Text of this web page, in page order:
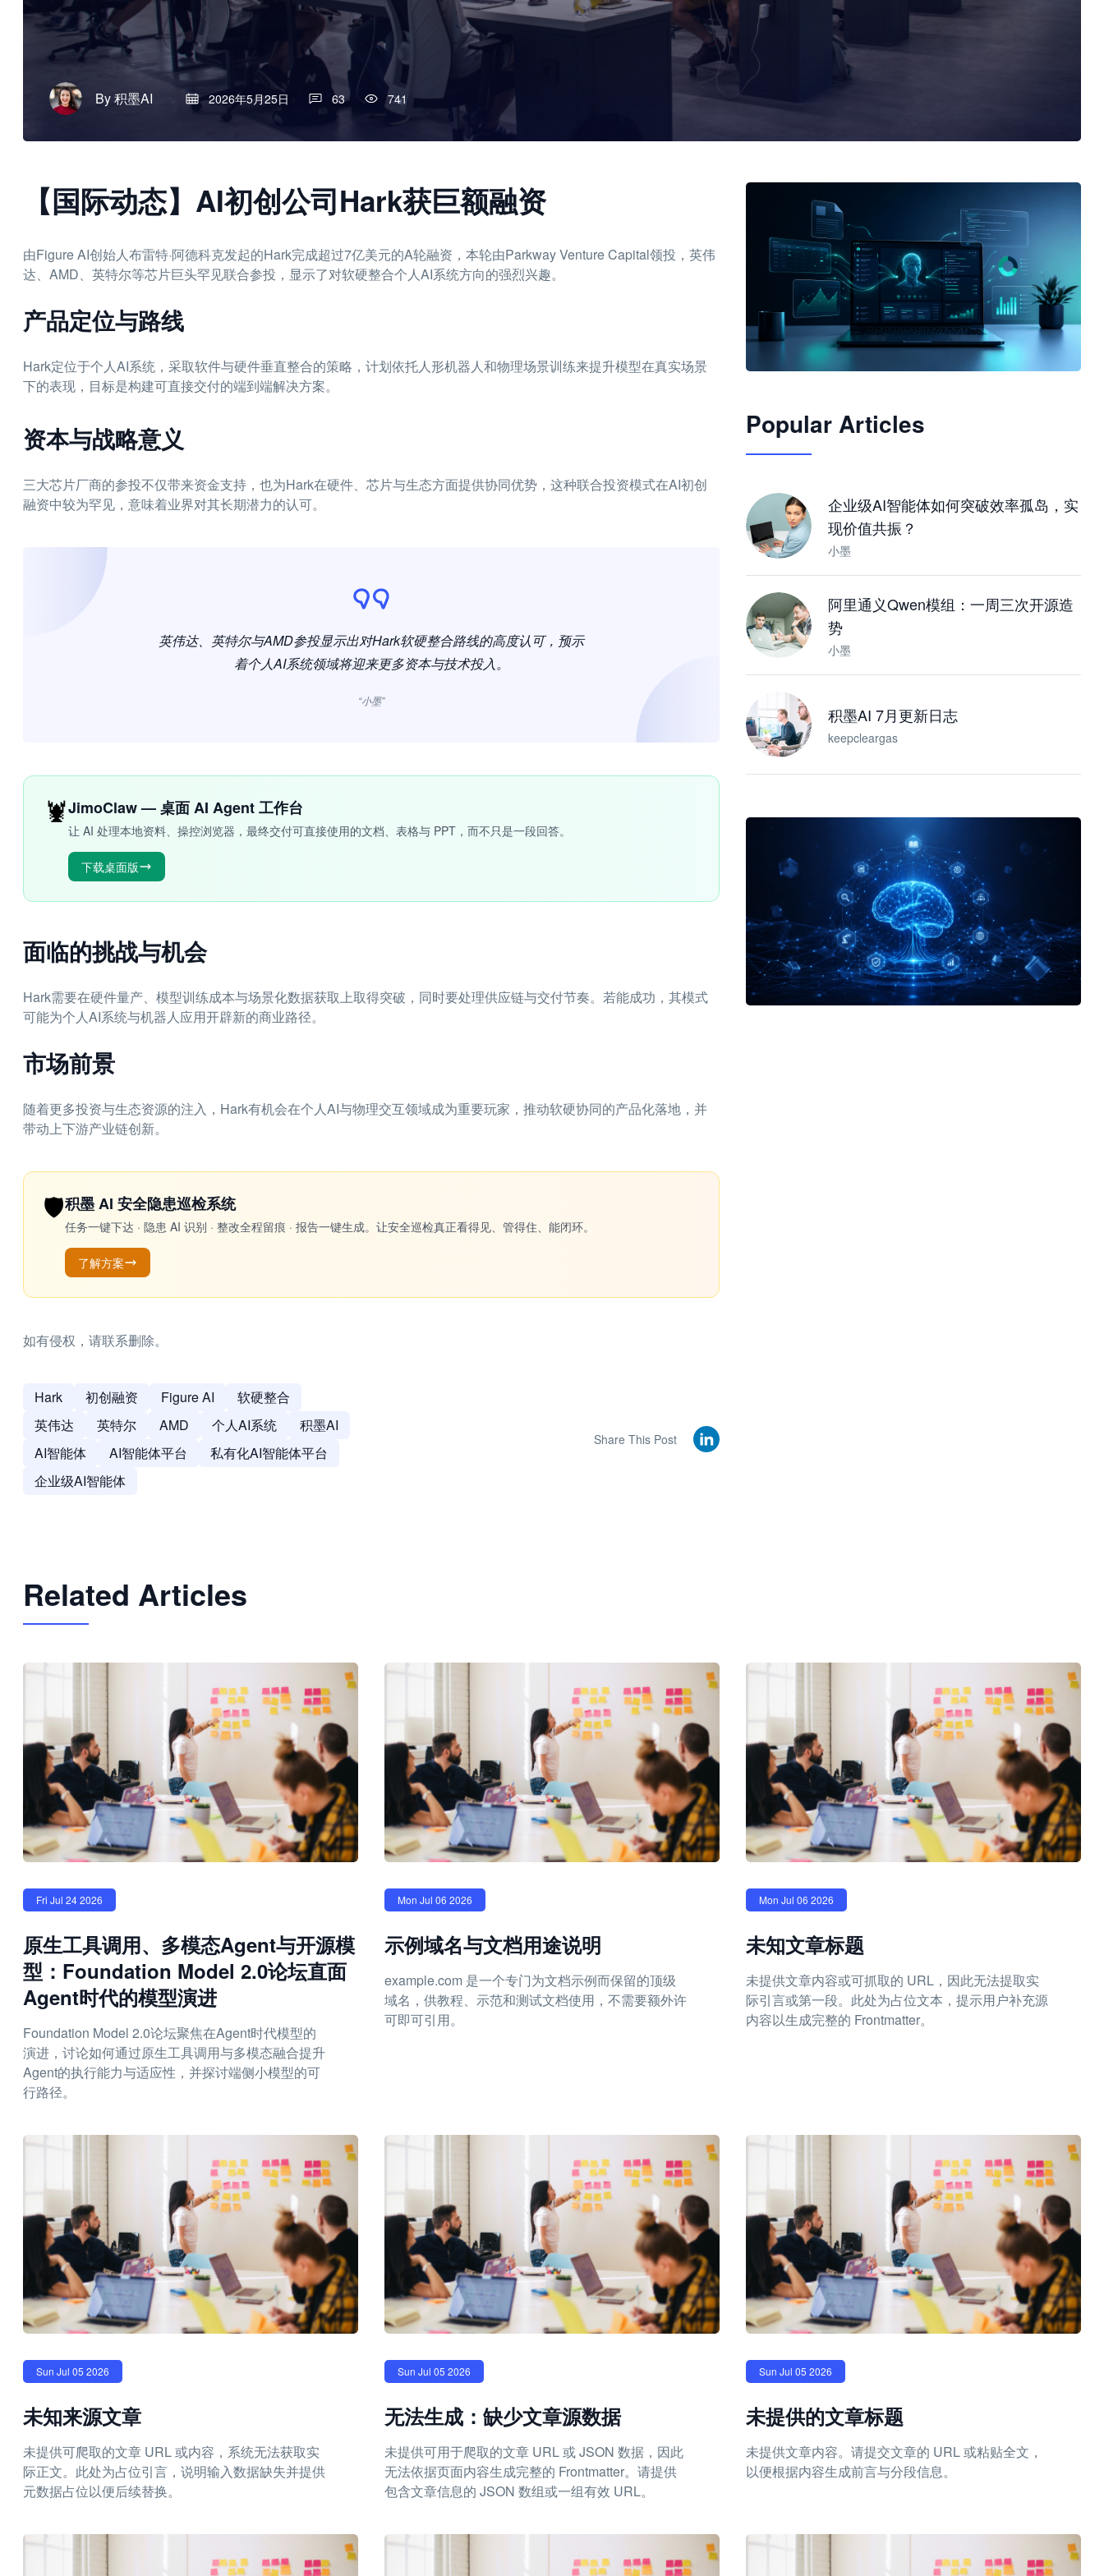
By积墨AI 2026年5月25日 63 741
【国际动态】AI初创公司Hark获巨额融资
由Figure AI创始人布雷特·阿德科克发起的Hark完成超过7亿美元的A轮融资，本轮由Parkway Venture Capital领投，英伟
达、AMD、英特尔等芯片巨头罕见联合参投，显示了对软硬整合个人AI系统方向的强烈兴趣。
产品定位与路线
Hark定位于个人AI系统，采取软件与硬件垂直整合的策略，计划依托人形机器人和物理场景训练来提升模型在真实场景
下的表现，目标是构建可直接交付的端到端解决方案。
资本与战略意义
三大芯片厂商的参投不仅带来资金支持，也为Hark在硬件、芯片与生态方面提供协同优势，这种联合投资模式在AI初创
融资中较为罕见，意味着业界对其长期潜力的认可。
英伟达、英特尔与AMD参投显示出对Hark软硬整合路线的高度认可，预示
着个人AI系统领域将迎来更多资本与技术投入。
“小墨”
🦞JimoClaw — 桌面 AI Agent 工作台
让 AI 处理本地资料、操控浏览器，最终交付可直接使用的文档、表格与 PPT，而不只是一段回答。
下载桌面版
面临的挑战与机会
Hark需要在硬件量产、模型训练成本与场景化数据获取上取得突破，同时要处理供应链与交付节奏。若能成功，其模式
可能为个人AI系统与机器人应用开辟新的商业路径。
市场前景
随着更多投资与生态资源的注入，Hark有机会在个人AI与物理交互领域成为重要玩家，推动软硬协同的产品化落地，并
带动上下游产业链创新。
🛡️积墨 AI 安全隐患巡检系统
任务一键下达 · 隐患 AI 识别 · 整改全程留痕 · 报告一键生成。让安全巡检真正看得见、管得住、能闭环。
了解方案
如有侵权，请联系删除。
Hark 初创融资 Figure AI
软硬整合
英伟达
英特尔 AMD 个人AI系统
积墨AI
AI智能体
AI智能体平台
私有化AI智能体平台
企业级AI智能体
Share This Post
JimoClaw 桌面 AI Agent 工作台
Popular Articles
企业级AI智能体如何突破效率孤岛，实
现价值共振？
小墨
阿里通义Qwen模组：一周三次开源造
势
小墨
积墨AI 7月更新日志
keepcleargas
Related Articles
Fri Jul 24 2026
原生工具调用、多模态Agent与开源模
型：Foundation Model 2.0论坛直面
Agent时代的模型演进
Foundation Model 2.0论坛聚焦在Agent时代模型的
演进，讨论如何通过原生工具调用与多模态融合提升
Agent的执行能力与适应性，并探讨端侧小模型的可
行路径。
Mon Jul 06 2026
示例域名与文档用途说明
example.com 是一个专门为文档示例而保留的顶级
域名，供教程、示范和测试文档使用，不需要额外许
可即可引用。
Mon Jul 06 2026
未知文章标题
未提供文章内容或可抓取的 URL，因此无法提取实
际引言或第一段。此处为占位文本，提示用户补充源
内容以生成完整的 Frontmatter。
Sun Jul 05 2026
未知来源文章
未提供可爬取的文章 URL 或内容，系统无法获取实
际正文。此处为占位引言，说明输入数据缺失并提供
元数据占位以便后续替换。
Sun Jul 05 2026
无法生成：缺少文章源数据
未提供可用于爬取的文章 URL 或 JSON 数据，因此
无法依据页面内容生成完整的 Frontmatter。请提供
包含文章信息的 JSON 数组或一组有效 URL。
Sun Jul 05 2026
未提供的文章标题
未提供文章内容。请提交文章的 URL 或粘贴全文，
以便根据内容生成前言与分段信息。